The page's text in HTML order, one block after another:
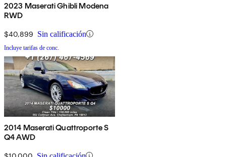
2023 Maserati Ghibli Modena
RWD
$40,899 Sin calificación
Incluye tarifas de conc.
2014 Maserati Quattroporte S
Q4 AWD